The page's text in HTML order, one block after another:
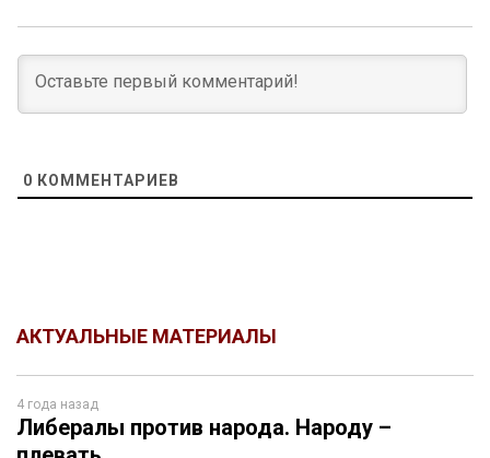
0 КОММЕНТАРИЕВ
АКТУАЛЬНЫЕ МАТЕРИАЛЫ
4 года назад
Либералы против народа. Народу –